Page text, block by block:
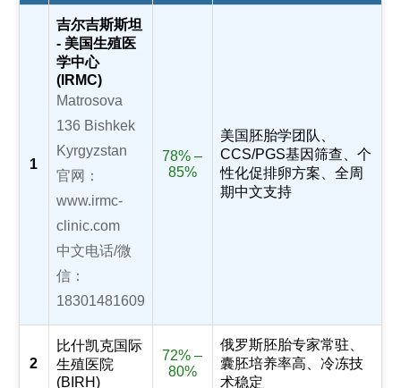
1
吉尔吉斯斯坦
- 美国生殖医
学中心
(IRMC)
Matrosova
136 Bishkek
Kyrgyzstan
官网：
www.irmc-
clinic.com
中文电话/微
信：
18301481609
78% –
85%
美国胚胎学团队、
CCS/PGS基因筛查、个
性化促排卵方案、全周
期中文支持
2
比什凯克国际
生殖医院
(BIRH)
72% –
80%
俄罗斯胚胎专家常驻、
囊胚培养率高、冷冻技
术稳定